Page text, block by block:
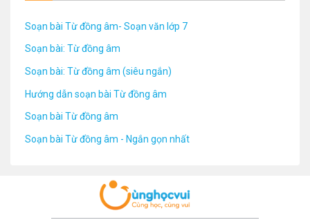
Soạn bài Từ đồng âm- Soạn văn lớp 7
Soạn bài: Từ đồng âm
Soạn bài: Từ đồng âm (siêu ngắn)
Hướng dẫn soạn bài Từ đồng âm
Soạn bài Từ đồng âm
Soạn bài Từ đồng âm - Ngắn gọn nhất